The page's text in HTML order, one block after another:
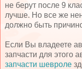
не берут после 9
лучше. Но все же
должно быть
Если Вы владеете
запчасти для этого
запчасти шевроле